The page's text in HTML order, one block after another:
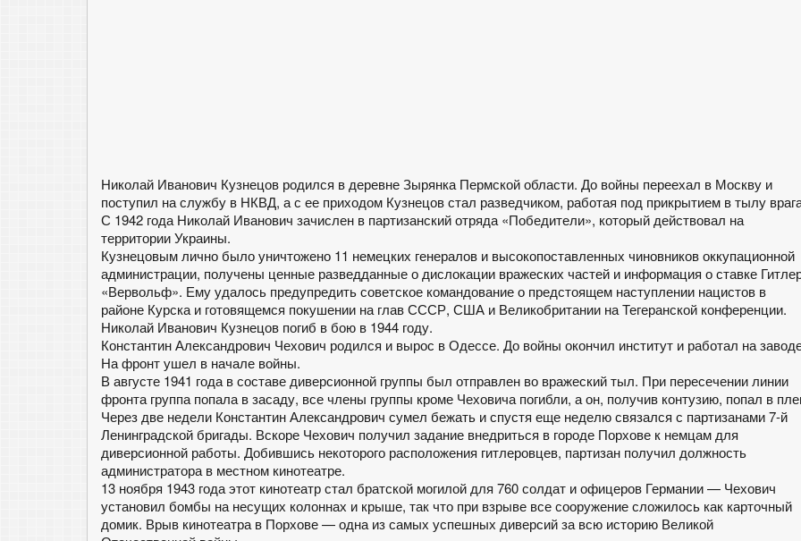
Николай Иванович Кузнецов родился в деревне Зырянка Пермской области. До войны переехал в Москву и
поступил на службу в НКВД, а с ее приходом Кузнецов стал разведчиком, работая под прикрытием в тылу
С 1942 года Николай Иванович зачислен в партизанский отряда «Победители», который действовал на
территории Украины.
Кузнецовым лично было уничтожено 11 немецких генералов и высокопоставленных чиновников оккупационной
администрации, получены ценные разведданные о дислокации вражеских частей и информация о ставке
«Вервольф». Ему удалось предупредить советское командование о предстоящем наступлении нацистов в
районе Курска и готовящемся покушении на глав СССР, США и Великобритании на Тегеранской конференции.
Николай Иванович Кузнецов погиб в бою в 1944 году.
Константин Александрович Чехович родился и вырос в Одессе. До войны окончил институт и работал на
На фронт ушел в начале войны.
В августе 1941 года в составе диверсионной группы был отправлен во вражеский тыл. При пересечении линии
фронта группа попала в засаду, все члены группы кроме Чеховича погибли, а он, получив контузию, попал в
Через две недели Константин Александрович сумел бежать и спустя еще неделю связался с партизанами 7-й
Ленинградской бригады. Вскоре Чехович получил задание внедриться в городе Порхове к немцам для
диверсионной работы. Добившись некоторого расположения гитлеровцев, партизан получил должность
администратора в местном кинотеатре.
13 ноября 1943 года этот кинотеатр стал братской могилой для 760 солдат и офицеров Германии — Чехович
установил бомбы на несущих колоннах и крыше, так что при взрыве все сооружение сложилось как карточный
домик. Врыв кинотеатра в Порхове — одна из самых успешных диверсий за всю историю Великой